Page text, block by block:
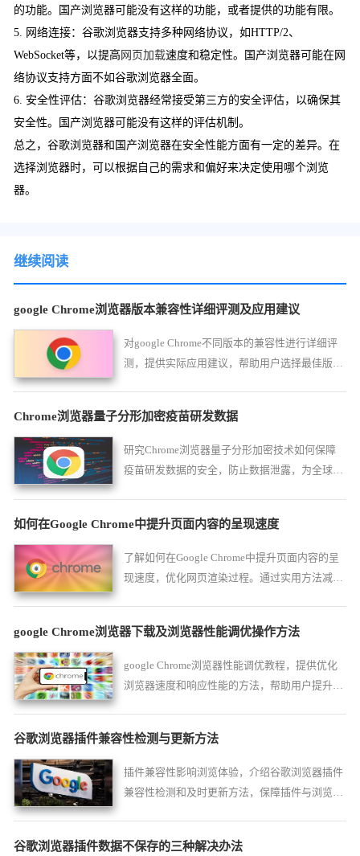
的功能。国产浏览器可能没有这样的功能，或者提供的功能有限。
5. 网络连接：谷歌浏览器支持多种网络协议，如HTTP/2、
WebSocket等，以提高网页加载速度和稳定性。国产浏览器可能在网
络协议支持方面不如谷歌浏览器全面。
6. 安全性评估：谷歌浏览器经常接受第三方的安全评估，以确保其
安全性。国产浏览器可能没有这样的评估机制。
总之，谷歌浏览器和国产浏览器在安全性能方面有一定的差异。在
选择浏览器时，可以根据自己的需求和偏好来决定使用哪个浏览
器。
继续阅读
google Chrome浏览器版本兼容性详细评测及应用建议
对google Chrome不同版本的兼容性进行详细评
测，提供实际应用建议，帮助用户选择最佳版本
Chrome浏览器量子分形加密疫苗研发数据
研究Chrome浏览器量子分形加密技术如何保障
疫苗研发数据的安全，防止数据泄露，为全球疫
如何在Google Chrome中提升页面内容的呈现速度
了解如何在Google Chrome中提升页面内容的呈
现速度，优化网页渲染过程。通过实用方法减少
google Chrome浏览器下载及浏览器性能调优操作方法
google Chrome浏览器性能调优教程，提供优化
浏览器速度和响应性能的方法，帮助用户提升网
谷歌浏览器插件兼容性检测与更新方法
插件兼容性影响浏览体验，介绍谷歌浏览器插件
兼容性检测和及时更新方法，保障插件与浏览器
谷歌浏览器插件数据不保存的三种解决办法